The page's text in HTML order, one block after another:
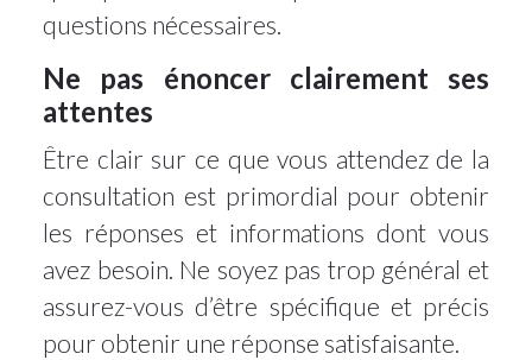
questions nécessaires.
Ne pas énoncer clairement ses
attentes
Être clair sur ce que vous attendez de la
consultation est primordial pour obtenir
les réponses et informations dont vous
avez besoin. Ne soyez pas trop général et
assurez-vous d’être spécifique et précis
pour obtenir une réponse satisfaisante.